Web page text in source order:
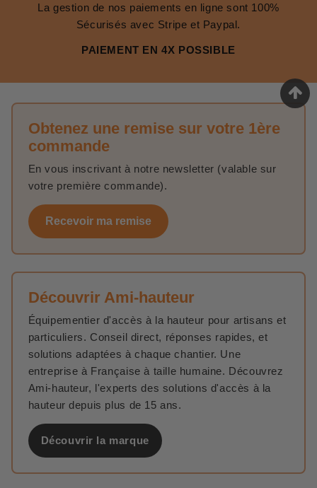
La gestion de nos paiements en ligne sont 100%
Sécurisés avec Stripe et Paypal.
PAIEMENT EN 4X POSSIBLE
Obtenez une remise sur votre 1ère
commande
En vous inscrivant à notre newsletter (valable sur
votre première commande).
Recevoir ma remise
Découvrir Ami-hauteur
Équipementier d'accès à la hauteur pour artisans et
particuliers. Conseil direct, réponses rapides, et
solutions adaptées à chaque chantier. Une
entreprise à Française à taille humaine. Découvrez
Ami-hauteur, l'experts des solutions d'accès à la
hauteur depuis plus de 15 ans.
Découvrir la marque